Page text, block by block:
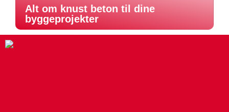
Alt om knust beton til dine
byggeprojekter